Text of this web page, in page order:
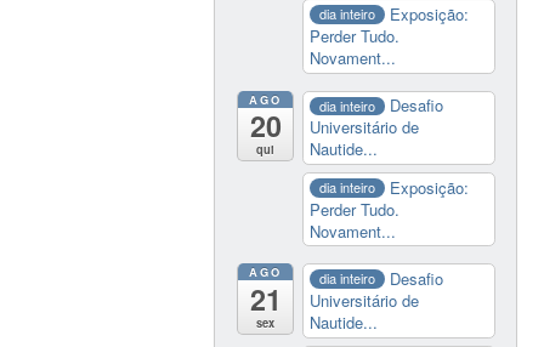
dia inteiro
Exposição:
Perder Tudo.
Novament...
AGO
20
qui
dia inteiro
Desafio
Universitário de
Nautide...
dia inteiro
Exposição:
Perder Tudo.
Novament...
AGO
21
sex
dia inteiro
Desafio
Universitário de
Nautide...